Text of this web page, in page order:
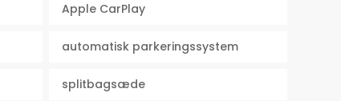
Apple CarPlay
automatisk parkeringssystem
splitbagsæde